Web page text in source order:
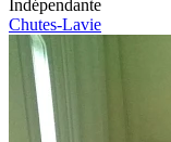
Indépendante
Chutes-Lavie